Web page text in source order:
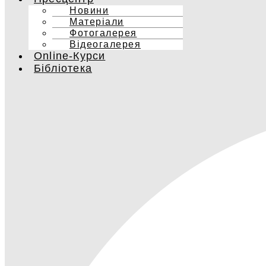
Новини
Матеріали
Фотогалерея
Відеогалерея
Online-Курси
Бібліотека